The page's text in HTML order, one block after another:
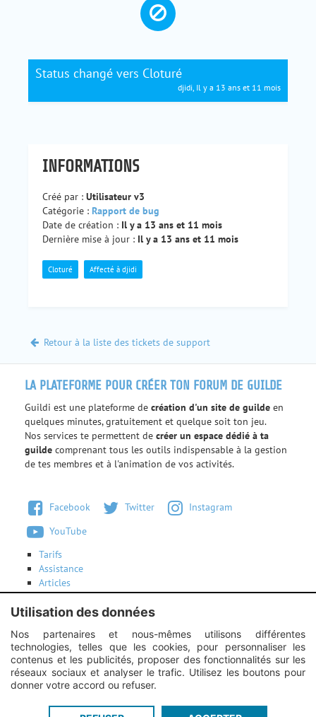
Status changé vers Cloturé
djidi, Il y a 13 ans et 11 mois
INFORMATIONS
Créé par : Utilisateur v3
Catégorie : Rapport de bug
Date de création : Il y a 13 ans et 11 mois
Dernière mise à jour : Il y a 13 ans et 11 mois
Cloturé Affecté à djidi
Retour à la liste des tickets de support
LA PLATEFORME POUR CRÉER TON FORUM DE GUILDE
Guildi est une plateforme de création d'un site de guilde en
quelques minutes, gratuitement et quelque soit ton jeu.
Nos services te permettent de créer un espace dédié à ta
guilde comprenant tous les outils indispensable à la gestion
de tes membres et à l'animation de vos activités.
Facebook Twitter
Instagram
YouTube
Tarifs
Assistance
Articles
Conditions d'utilisation
Contactez-nous
Instagram :Unexpected response structure
Utilisation des données
Nos partenaires et nous-mêmes utilisons différentes
technologies, telles que les cookies, pour personnaliser les
contenus et les publicités, proposer des fonctionnalités sur les
réseaux sociaux et analyser le trafic. Utilisez les boutons pour
donner votre accord ou refuser.